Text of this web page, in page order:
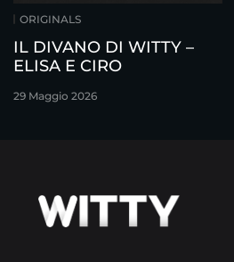
ORIGINALS
IL DIVANO DI WITTY –
ELISA E CIRO
29 Maggio 2026